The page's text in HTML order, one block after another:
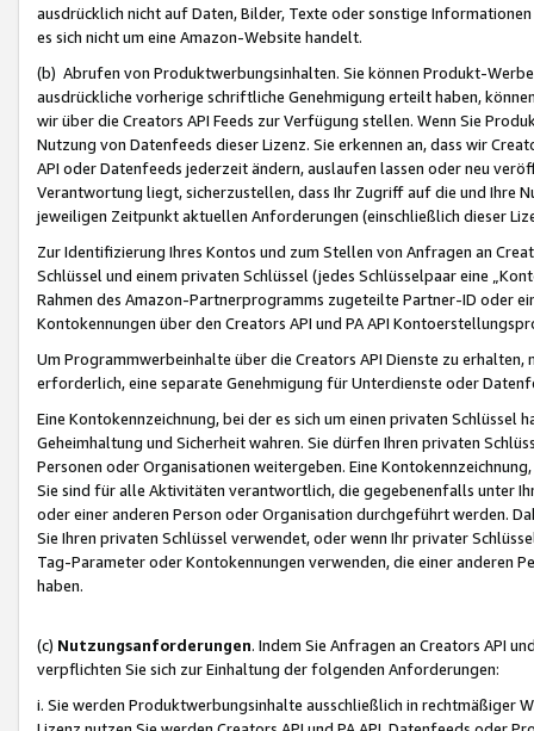
ausdrücklich nicht auf Daten, Bilder, Texte oder sonstige
es sich nicht um eine Amazon-Website handelt.
(b) Abrufen von Produktwerbungsinhalten. Sie können Produkt-
ausdrückliche vorherige schriftliche Genehmigung erteilt haben,
wir über die Creators API Feeds zur Verfügung stellen. Wenn Sie
Nutzung von Datenfeeds dieser Lizenz. Sie erkennen an, dass wir
API oder Datenfeeds jederzeit ändern, auslaufen lassen oder neu
Verantwortung liegt, sicherzustellen, dass Ihr Zugriff auf die und Ihre
jeweiligen Zeitpunkt aktuellen Anforderungen (einschließlich dieser
Zur Identifizierung Ihres Kontos und zum Stellen von Anfragen an
Schlüssel und einem privaten Schlüssel (jedes Schlüsselpaar eine
Rahmen des Amazon-Partnerprogramms zugeteilte Partner-ID oder
Kontokennungen über den Creators API und PA API
Um Programmwerbeinhalte über die Creators API Dienste zu
erforderlich, eine separate Genehmigung für Unterdienste oder
Eine Kontokennzeichnung, bei der es sich um einen privaten
Geheimhaltung und Sicherheit wahren. Sie dürfen Ihren privaten
Personen oder Organisationen weitergeben. Eine
Sie sind für alle Aktivitäten verantwortlich, die gegebenenfalls unter
oder einer anderen Person oder Organisation durchgeführt werden.
Sie Ihren privaten Schlüssel verwendet, oder wenn Ihr privater
Tag-Parameter oder Kontokennungen verwenden, die einer anderen
haben.
(c) Nutzungsanforderungen. Indem Sie Anfragen an Creators API
verpflichten Sie sich zur Einhaltung der folgenden Anforderungen:
i. Sie werden Produktwerbungsinhalte ausschließlich in rechtmäßiger